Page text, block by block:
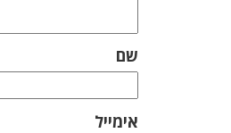
שם
אימייל